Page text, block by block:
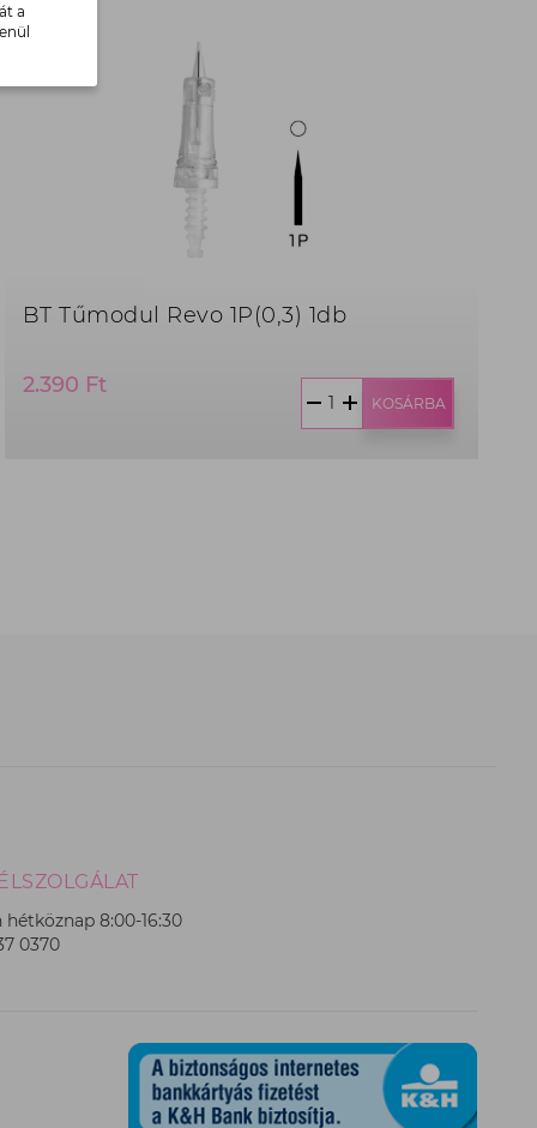
BT Tűmodul Revo 1P(0,3) 1db
Termék
2.390 Ft
KOSÁRBA
hétköznap 8:00-16:30
0370
a